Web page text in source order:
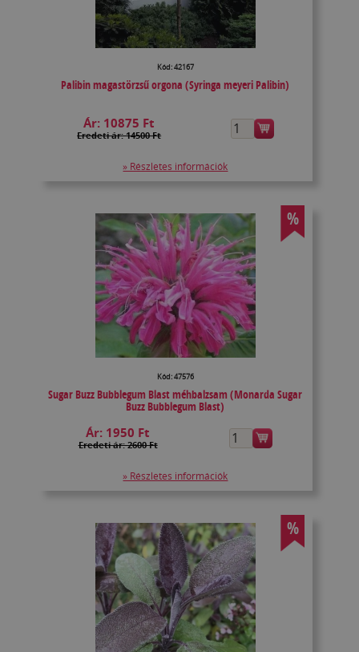
Kód: 42167
Palibin magastörzsű orgona (Syringa meyeri Palibin)
Ár: 10875 Ft
Eredeti ár: 14500 Ft
» Részletes információk
%
Kód: 47576
Sugar Buzz Bubblegum Blast méhbalzsam (Monarda Sugar
Buzz Bubblegum Blast)
Ár: 1950 Ft
Eredeti ár: 2600 Ft
» Részletes információk
%